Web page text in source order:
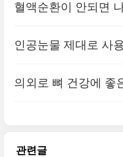
혈액순환이 안되면
인공눈물 제대로 사
의외로 뼈 건강에 좋
관련글